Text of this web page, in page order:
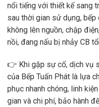
nổi tiếng với thiết kế sang
sau thời gian sử dụng,
không lên nguồn, chập
nồi, đang nấu bị nhảy CB
👉 Khi gặp sự cố, dịch vụ
của Bếp Tuấn Phát là lựa
phục nhanh chóng, linh
gian và chi phí, bảo hành